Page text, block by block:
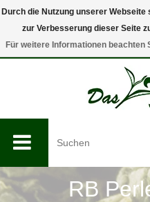
0
RB
Durch die Nutzung unserer
zur Verbesserung dieser Seite
Für weitere Informationen